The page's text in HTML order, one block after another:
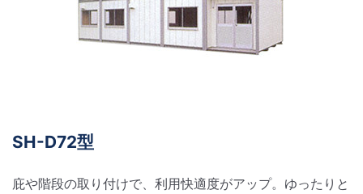
SH-D72型
庇や階段の取り付けで、利用快適度がアップ。ゆったりと